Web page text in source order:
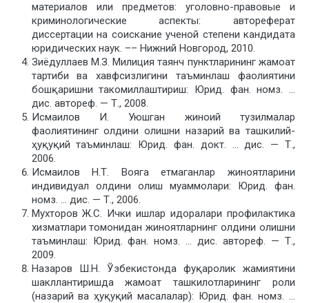
материалов или предметов: уголовно-правовые и
криминологические аспекты: автореферат
диссертации на соискание ученой степени кандидата
юридических наук. –– Нижний Новгород, 2010.
Зиёдуллаев М.З. Милиция таянч пунктларининг жамоат
тартиби ва хавфсизлигини таъминлаш фаолиятини
бошқаришни такомиллаштириш: Юрид. фан. номз. …
дис. автореф. — Т., 2008.
Исмаилов И. Уюшган жиноий тузилмалар
фаолиятининг олдини олишни назарий ва ташкилий-
ҳуқуқий таъминлаш: Юрид. фан. докт. … дис. — Т.,
2006.
Исмаилов Н.Т. Вояга етмаганлар жиноятларини
индивидуал олдини олиш муаммолари: Юрид. фан.
номз. … дис. — Т., 2006.
Мухторов Ж.С. Ички ишлар идоралари профилактика
хизматлари томонидан жиноятларнинг олдини олишни
таъминлаш: Юрид. фан. номз. … дис. автореф. — Т.,
2009.
Назаров Ш.Н. Ўзбекистонда фуқаролик жамиятини
шакллантиришда жамоат ташкилотларининг роли
(назарий ва ҳуқуқий масалалар): Юрид. фан. номз. …